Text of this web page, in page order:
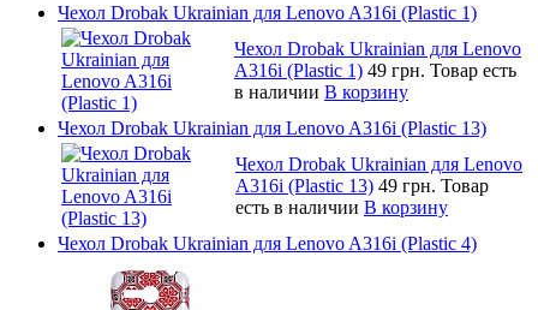
Чехол Drobak Ukrainian для Lenovo A316i (Plastic 1)
Чехол Drobak Ukrainian для Lenovo
A316i (Plastic 1) 49 грн. Товар есть
в наличии В корзину
Чехол Drobak Ukrainian для Lenovo A316i (Plastic 13)
Чехол Drobak Ukrainian для Lenovo
A316i (Plastic 13) 49 грн. Товар
есть в наличии В корзину
Чехол Drobak Ukrainian для Lenovo A316i (Plastic 4)